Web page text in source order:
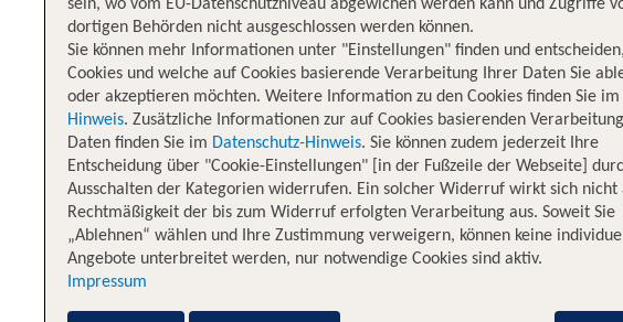
Fliege in die
Wie wäre es mit
Jetzt günstig in die
Entdecke San
sein, wo vom EU-Datenschutzniveau abgewichen werden kann und Zugriffe
dortigen Behörden nicht ausgeschlossen werden können.
Sie können mehr Informationen unter "Einstellungen" finden und
Cookies und welche auf Cookies basierende Verarbeitung Ihrer Daten Sie
oder akzeptieren möchten. Weitere Information zu den Cookies finden Sie im
Hinweis. Zusätzliche Informationen zur auf Cookies basierenden
Daten finden Sie im Datenschutz-Hinweis. Sie können zudem jederzeit Ihre
Entscheidung über "Cookie-Einstellungen" [in der Fußzeile der Webseite]
Ausschalten der Kategorien widerrufen. Ein solcher Widerruf wirkt sich nicht
Rechtmäßigkeit der bis zum Widerruf erfolgten Verarbeitung aus. Soweit Sie
„Ablehnen“ wählen und Ihre Zustimmung verweigern, können keine
Angebote unterbreitet werden, nur notwendige Cookies sind aktiv.
Impressum